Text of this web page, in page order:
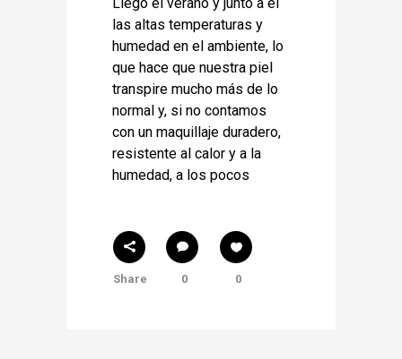
las altas temperaturas y
humedad en el ambiente, lo
que hace que nuestra piel
transpire mucho más de lo
normal y, si no contamos
con un maquillaje duradero,
resistente al calor y a la
humedad, a los pocos
Share 0 0